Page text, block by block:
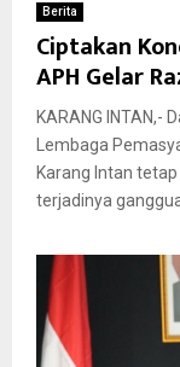
Berita
Ciptakan
APH Gelar
KARANG INTAN,-
Lembaga
Karang Intan
terjadinya